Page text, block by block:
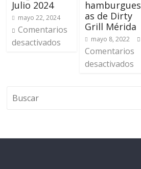
Julio 2024
mayo 22, 2024
Comentarios
desactivados
hamburgues
as de Dirty
Grill Mérida
mayo 8, 2022
Comentarios
desactivados